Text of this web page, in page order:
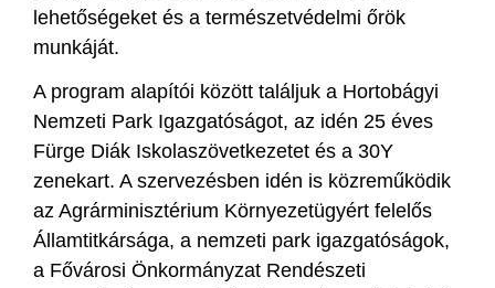
lehetőségeket és a természetvédelmi őrök
munkáját.
A program alapítói között találjuk a Hortobágyi
Nemzeti Park Igazgatóságot, az idén 25 éves
Fürge Diák Iskolaszövetkezetet és a 30Y
zenekart. A szervezésben idén is közreműködik
az Agrárminisztérium Környezetügyért felelős
Államtitkársága, a nemzeti park igazgatóságok,
a Fővárosi Önkormányzat Rendészeti